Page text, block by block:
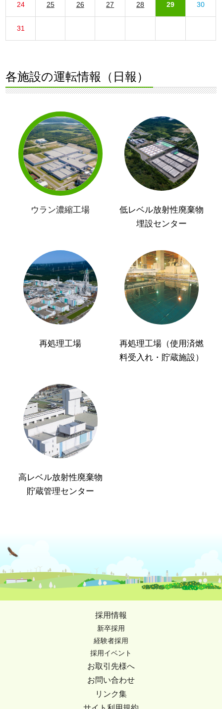
24 25 26 27 28 29 30
31
各施設の運転情報（日報）
ウラン濃縮工場
低レベル放射性廃棄物
埋設センター
再処理工場
再処理工場（使用済燃
料受入れ・貯蔵施設）
高レベル放射性廃棄物
貯蔵管理センター
採用情報
新卒採用
経験者採用
採用イベント
お取引先様へ
お問い合わせ
リンク集